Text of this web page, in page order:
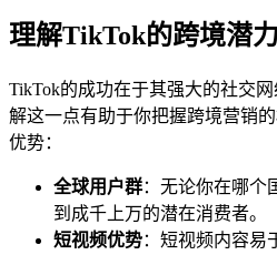
理解TikTok的跨境潜力
TikTok的成功在于其强大的社交
解这一点有助于你把握跨境营销
优势：
全球用户群：无论你在哪个
到成千上万的潜在消费者。
短视频优势：短视频内容易